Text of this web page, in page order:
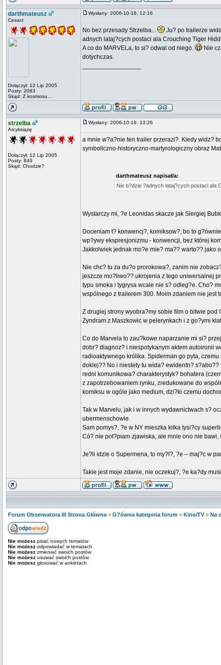
darthmateusz
Cesarz
Dołączył: 12 Lip 2005
Posty: 2083
Skąd: Z kosmosu...
Wysłany: 2006-10-18, 12:16
No bez przesady Strzelba...
Ju? po trailerze
adnych lataj?cych postaci ala Crouching Tiger
A co do MARVELa, to si? odwal od niego.
Nie
dotychczas.
strzelba
Arcyksiążę
Dołączył: 12 Lip 2005
Posty: 849
Skąd: Chodzie?
Wysłany: 2006-10-19, 13:26
a mnie w?a?nie ten trailer przerazi?. Kiedy widz?
symboliczno-historyczno-martyrologiczny obraz
darthmateusz napisał/a:
Nie b?dzie ?adnych lataj?cych postaci ala
Wystarczy mi, ?e Leonidas skacze jak Siergiej
Doceniam t? konwencj?, komiksow?, bo to
wp?ywy ekspresjonizmu - konwencji, bez której
Jakkolwiek jednak mo?e mie? ma?? warto?? jako
Nie chc? tu za du?o prorokowa?, zanim nie
jeszcze mo?liwo?? ukrojenia z tego uniwersalnej
typu smoka i tygrysa wcale nie s? odleg?e. Cho?
wspólnego z trailerem 300. Moim zdaniem nie jest
Z drugiej strony wyobra?my sobie film o bitwie
Zyndram z Maszkowic w pelerynkach i z go?ymi
Co do Marvela to zau?kowe naparzanie mi si?
dobr? diagnoz? i niespotykanym aktem autoironii
radioaktywnego królika. Spiderman go pyta,
doklej?? No i niestety tu wida? ewidentn?
redni komunikowa? charakterystyk? bohatera
z zapotrzebowaniem rynku, zredukowane do
komiksu w ogóle jako medium, dzi?ki czemu
Tak w Marvelu, jak i w innych wydawnictwach s?
ubermenschowie.
Sam pomys?, ?e w NY mieszka kilka tysi?cy
Có? nie pot?piam zjawiska, ale mnie ono nie
Je?li idzie o Supermena, to my?l?, ?e – maj?c w
Takie jest moje zdanie, nie oczekuj?, ?e ka?dy
Forum Obserwatora III Strona Główna » G?ówna kategoria forum » Kino/TV» Na
Nie możesz pisać nowych tematów
Nie możesz odpowiadać w tematach
Nie możesz zmieniać swoich postów
Nie możesz usuwać swoich postów
Nie możesz głosować w ankietach